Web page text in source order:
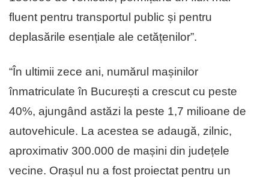
fluent pentru transportul public și pentru
deplasările esențiale ale cetățenilor”.
“În ultimii zece ani, numărul mașinilor
înmatriculate în București a crescut cu peste
40%, ajungând astăzi la peste 1,7 milioane de
autovehicule. La acestea se adaugă, zilnic,
aproximativ 300.000 de mașini din județele
vecine. Orașul nu a fost proiectat pentru un